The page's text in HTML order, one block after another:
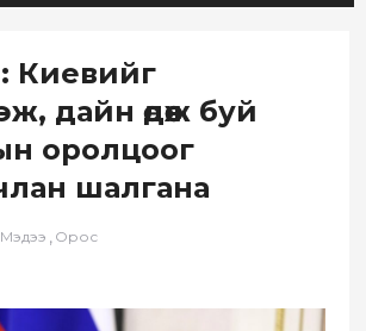
Киевийг
дайн өдөөж буй
оролцоог
шалгана
Мэдээ , Орос